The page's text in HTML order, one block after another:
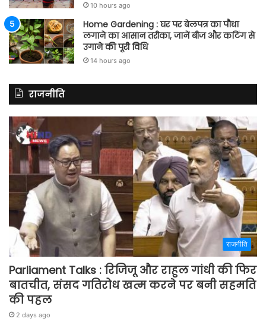
10 hours ago
Home Gardening : घर पर बेलपत्र का पौधा
लगाने का आसान तरीका, जानें बीज और कटिंग से
उगाने की पूरी विधि
14 hours ago
राजनीति
राजनीति
Parliament Talks : रिजिजू और राहुल गांधी की फिर
बातचीत, संसद गतिरोध खत्म करने पर बनी सहमति
की पहल
2 days ago